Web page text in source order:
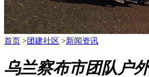
首页 >团建社区 >新闻资讯
乌兰察布市团队户